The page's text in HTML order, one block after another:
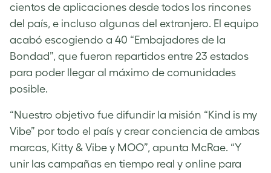
cientos de aplicaciones desde todos los rincones
del país, e incluso algunas del extranjero. El equipo
acabó escogiendo a 40 “Embajadores de la
Bondad”, que fueron repartidos entre 23 estados
para poder llegar al máximo de comunidades
posible.
“Nuestro objetivo fue difundir la misión “Kind is my
Vibe” por todo el país y crear conciencia de ambas
marcas, Kitty & Vibe y MOO”, apunta McRae. “Y
unir las campañas en tiempo real y online para